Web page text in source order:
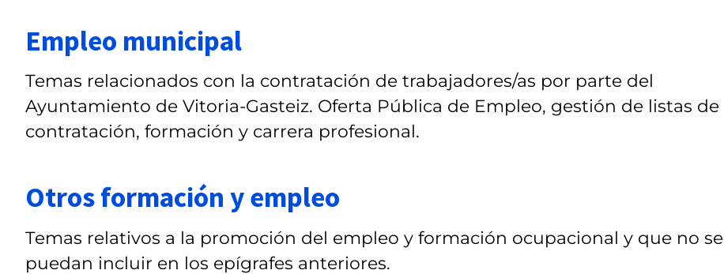
Empleo municipal
Temas relacionados con la contratación de trabajadores/as por parte del
Ayuntamiento de Vitoria-Gasteiz. Oferta Pública de Empleo, gestión de listas de
contratación, formación y carrera profesional.
Otros formación y empleo
Temas relativos a la promoción del empleo y formación ocupacional y que no se
puedan incluir en los epígrafes anteriores.